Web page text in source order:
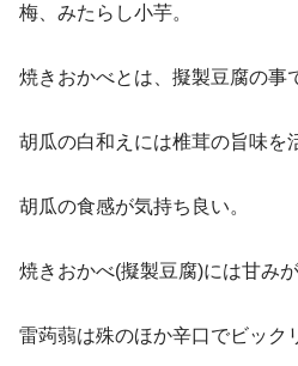
梅、みたらし小芋。
焼きおかべとは、擬製豆腐の事
胡瓜の白和えには椎茸の旨味を
胡瓜の食感が気持ち良い。
焼きおかべ(擬製豆腐)には甘み
雷蒟蒻は殊のほか辛口でビック